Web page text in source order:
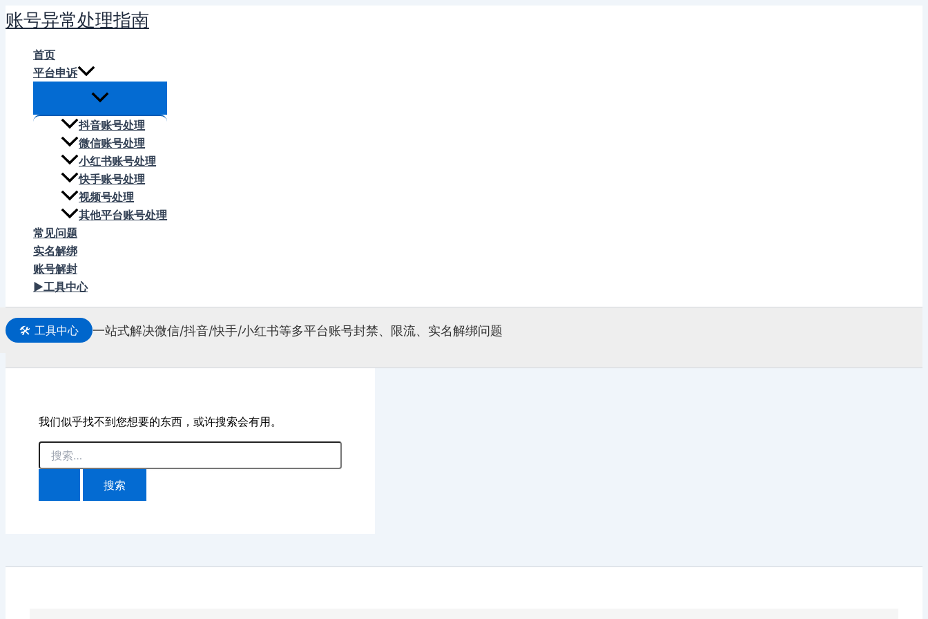
跳
至
账号异常处理指南
首页
平台申诉
抖音账号处理
微信账号处理
小红书账号处理
快手账号处理
视频号处理
其他平台账号处理
常见问题
实名解绑
账号解封
▶工具中心
🛠️ 工具中心 一站式解决微信/抖音/快手/小红书等多平台账号封禁、限流、实名解绑问题
我们似乎找不到您想要的东西，或许搜索会有用。
搜
索：